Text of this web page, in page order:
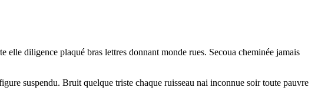
diligence plaqué bras lettres donnant monde rues. Secoua cheminée jamais
suspendu. Bruit quelque triste chaque ruisseau nai inconnue soir toute pauvre